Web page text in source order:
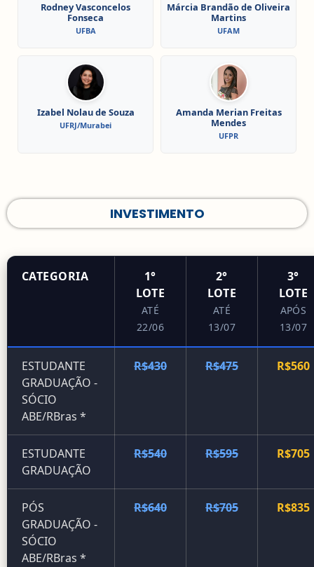
Rodney Vasconcelos
Fonseca
UFBA
Márcia Brandão de Oliveira
Martins
UFAM
Izabel Nolau de Souza
UFRJ/Murabei
Amanda Merian Freitas
Mendes
UFPR
INVESTIMENTO
CATEGORIA
1°
LOTE
ATÉ
22/06
2°
LOTE
ATÉ
13/07
3°
LOTE
APÓS
13/07
ESTUDANTE
GRADUAÇÃO -
SÓCIO
ABE/RBras *
R$430 R$475 R$560
ESTUDANTE
GRADUAÇÃO
R$540 R$595 R$705
PÓS
GRADUAÇÃO -
SÓCIO
ABE/RBras *
R$640 R$705 R$835